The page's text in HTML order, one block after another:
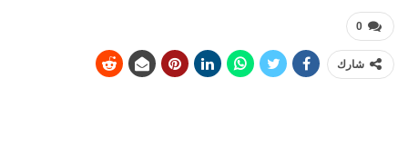
0
شارك